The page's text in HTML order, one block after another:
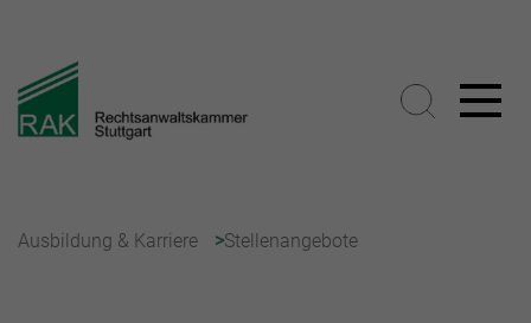
Ausbildung & Karriere Stellenangebote